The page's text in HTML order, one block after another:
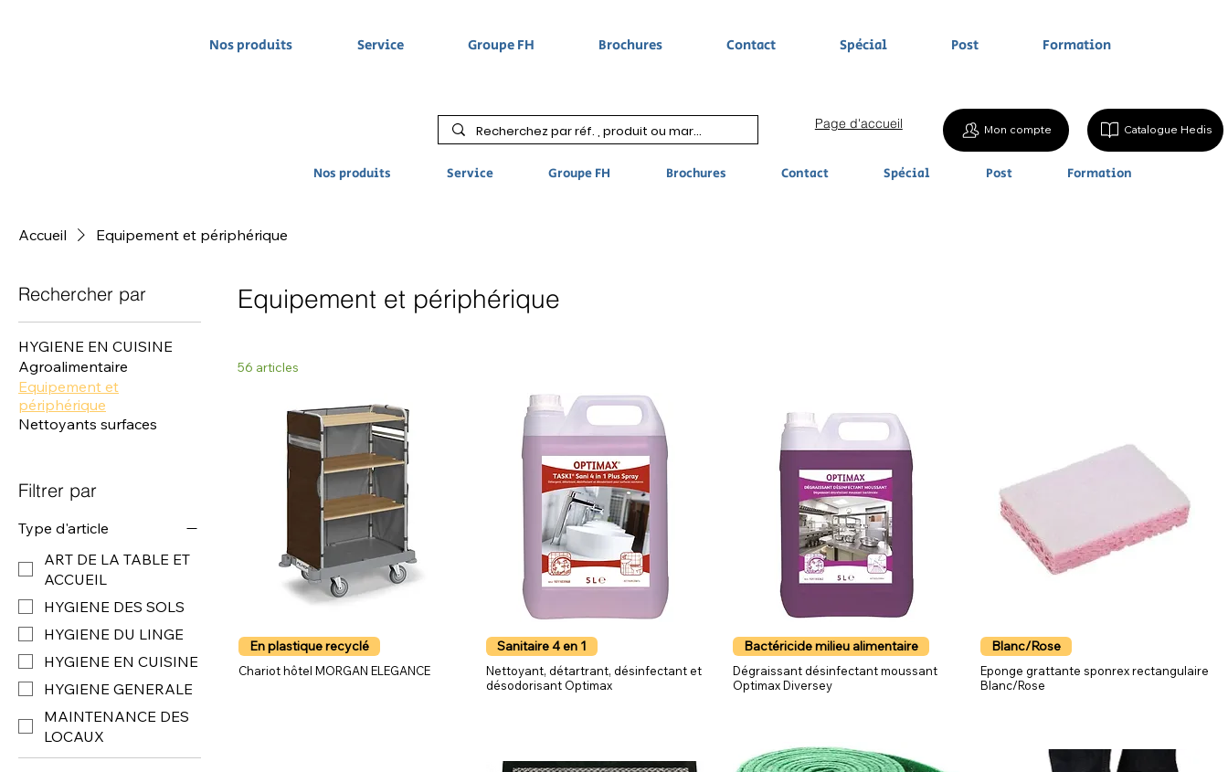
Page d'accueil Mon compte Catalogue Hedis
Nos produits Service Groupe FH Brochures Contact Spécial Post Formation
Nos produits Service Groupe FH Brochures Contact Spécial Post Formation
Accueil Equipement et périphérique
Rechercher par
HYGIENE EN CUISINE
Agroalimentaire
Equipement et
périphérique
Nettoyants surfaces
Filtrer par
Type d'article
ART DE LA TABLE ET
ACCUEIL
HYGIENE DES SOLS
HYGIENE DU LINGE
HYGIENE EN CUISINE
HYGIENE GENERALE
MAINTENANCE DES
LOCAUX
Equipement et périphérique
56 articles
En plastique recyclé
Chariot hôtel MORGAN ELEGANCE
Sanitaire 4 en 1
Nettoyant, détartrant, désinfectant et
désodorisant Optimax
Bactéricide milieu alimentaire
Dégraissant désinfectant moussant
Optimax Diversey
Blanc/Rose
Eponge grattante sponrex rectangulaire
Blanc/Rose